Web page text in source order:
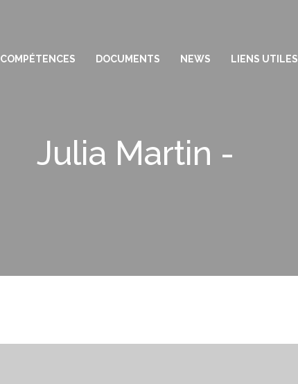
COMPÉTENCES DOCUMENTS NEWS LIENS UTILES
Julia Martin -